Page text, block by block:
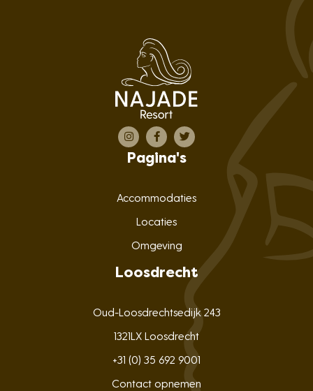
Pagina's
Accommodaties
Locaties
Omgeving
Loosdrecht
Oud-Loosdrechtsedijk 243
1321LX Loosdrecht
+31 (0) 35 692 9001
Contact opnemen